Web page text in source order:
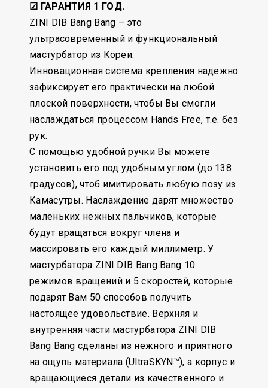
☑ ГАРАНТИЯ 1 ГОД.
ZINI DIB Bang Bang – это
ультрасовременный и функциональный
мастурбатор из Кореи.
Инновационная система крепления надежно
зафиксирует его практически на любой
плоской поверхности, чтобы Вы смогли
наслаждаться процессом Hands Free, т.е. без
рук.
С помощью удобной ручки Вы можете
установить его под удобным углом (до 138
градусов), чтоб имитировать любую позу из
Камасутры. Наслаждение дарят множество
маленьких нежных пальчиков, которые
будут вращаться вокруг члена и
массировать его каждый миллиметр. У
мастурбатора ZINI DIB Bang Bang 10
режимов вращений и 5 скоростей, которые
подарят Вам 50 способов получить
настоящее удовольствие. Верхняя и
внутренняя части мастурбатора ZINI DIB
Bang Bang сделаны из нежного и приятного
на ощупь материала (UltraSKYN™), а корпус и
вращающиеся детали из качественного и